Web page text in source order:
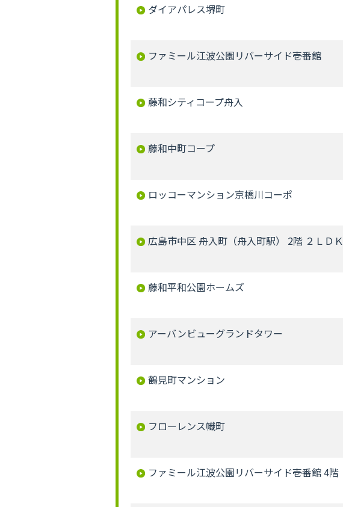
ダイアパレス堺町
ファミール江波公園リバーサイド壱番館
藤和シティコープ舟入
藤和中町コープ
ロッコーマンション京橋川コーポ
広島市中区 舟入町（舟入町駅） 2階 ２ＬＤＫ
藤和平和公園ホームズ
アーバンビューグランドタワー
鶴見町マンション
フローレンス幟町
ファミール江波公園リバーサイド壱番館 4階